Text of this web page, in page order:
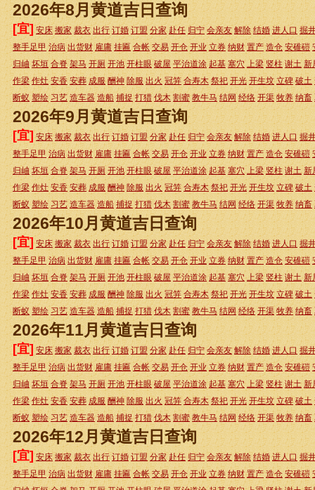
2026年8月黄道吉日查询
[宜] 安床 搬家 裁衣 出行 订婚 订盟 分家 赴任 归宁 会亲友 解除 结婚 进人口 掘
整手足甲 治病 出货财 雇庸 挂匾 合帐 交易 开仓 开业 立券 纳财 置产 造仓 安碓磑
归岫 坏垣 合脊 架马 开厕 开池 开柱眼 破屋 平治道涂 起基 塞穴 上梁 竖柱 谢土 新
作梁 作灶 安香 安葬 成服 酬神 除服 出火 冠笄 合寿木 祭祀 开光 开生坟 立碑 破土
断蚁 塑绘 习艺 造车器 造船 捕捉 打猎 伐木 割蜜 教牛马 结网 经络 开渠 牧养 纳畜
2026年9月黄道吉日查询
[宜] 安床 搬家 裁衣 出行 订婚 订盟 分家 赴任 归宁 会亲友 解除 结婚 进人口 掘
整手足甲 治病 出货财 雇庸 挂匾 合帐 交易 开仓 开业 立券 纳财 置产 造仓 安碓磑
归岫 坏垣 合脊 架马 开厕 开池 开柱眼 破屋 平治道涂 起基 塞穴 上梁 竖柱 谢土 新
作梁 作灶 安香 安葬 成服 酬神 除服 出火 冠笄 合寿木 祭祀 开光 开生坟 立碑 破土
断蚁 塑绘 习艺 造车器 造船 捕捉 打猎 伐木 割蜜 教牛马 结网 经络 开渠 牧养 纳畜
2026年10月黄道吉日查询
[宜] 安床 搬家 裁衣 出行 订婚 订盟 分家 赴任 归宁 会亲友 解除 结婚 进人口 掘
整手足甲 治病 出货财 雇庸 挂匾 合帐 交易 开仓 开业 立券 纳财 置产 造仓 安碓磑
归岫 坏垣 合脊 架马 开厕 开池 开柱眼 破屋 平治道涂 起基 塞穴 上梁 竖柱 谢土 新
作梁 作灶 安香 安葬 成服 酬神 除服 出火 冠笄 合寿木 祭祀 开光 开生坟 立碑 破土
断蚁 塑绘 习艺 造车器 造船 捕捉 打猎 伐木 割蜜 教牛马 结网 经络 开渠 牧养 纳畜
2026年11月黄道吉日查询
[宜] 安床 搬家 裁衣 出行 订婚 订盟 分家 赴任 归宁 会亲友 解除 结婚 进人口 掘
整手足甲 治病 出货财 雇庸 挂匾 合帐 交易 开仓 开业 立券 纳财 置产 造仓 安碓磑
归岫 坏垣 合脊 架马 开厕 开池 开柱眼 破屋 平治道涂 起基 塞穴 上梁 竖柱 谢土 新
作梁 作灶 安香 安葬 成服 酬神 除服 出火 冠笄 合寿木 祭祀 开光 开生坟 立碑 破土
断蚁 塑绘 习艺 造车器 造船 捕捉 打猎 伐木 割蜜 教牛马 结网 经络 开渠 牧养 纳畜
2026年12月黄道吉日查询
[宜] 安床 搬家 裁衣 出行 订婚 订盟 分家 赴任 归宁 会亲友 解除 结婚 进人口 掘
整手足甲 治病 出货财 雇庸 挂匾 合帐 交易 开仓 开业 立券 纳财 置产 造仓 安碓磑